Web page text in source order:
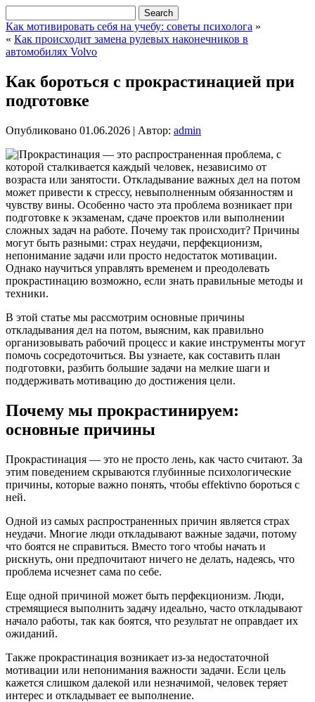
Как мотивировать себя на учебу: советы психолога »
« Как происходит замена рулевых наконечников в
автомобилях Volvo
Как бороться с прокрастинацией при
подготовке
Опубликовано 01.06.2026 | Автор: admin
Прокрастинация — это распространенная проблема, с
которой сталкивается каждый человек, независимо от
возраста или занятости. Откладывание важных дел на потом
может привести к стрессу, невыполненным обязанностям и
чувству вины. Особенно часто эта проблема возникает при
подготовке к экзаменам, сдаче проектов или выполнении
сложных задач на работе. Почему так происходит? Причины
могут быть разными: страх неудачи, перфекционизм,
непонимание задачи или просто недостаток мотивации.
Однако научиться управлять временем и преодолевать
прокрастинацию возможно, если знать правильные методы и
техники.
В этой статье мы рассмотрим основные причины
откладывания дел на потом, выясним, как правильно
организовывать рабочий процесс и какие инструменты могут
помочь сосредоточиться. Вы узнаете, как составить план
подготовки, разбить большие задачи на мелкие шаги и
поддерживать мотивацию до достижения цели.
Почему мы прокрастинируем:
основные причины
Прокрастинация — это не просто лень, как часто считают. За
этим поведением скрываются глубинные психологические
причины, которые важно понять, чтобы effektivno бороться с
ней.
Одной из самых распространенных причин является страх
неудачи. Многие люди откладывают важные задачи, потому
что боятся не справиться. Вместо того чтобы начать и
рискнуть, они предпочитают ничего не делать, надеясь, что
проблема исчезнет сама по себе.
Еще одной причиной может быть перфекционизм. Люди,
стремящиеся выполнить задачу идеально, часто откладывают
начало работы, так как боятся, что результат не оправдает их
ожиданий.
Также прокрастинация возникает из-за недостаточной
мотивации или непонимания важности задачи. Если цель
кажется слишком далекой или незначимой, человек теряет
интерес и откладывает ее выполнение.